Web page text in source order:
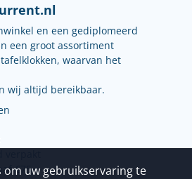
en een gediplomeerd
een groot assortiment
waarvan het
wij altijd bereikbaar.
€75
om uw gebruikservaring te